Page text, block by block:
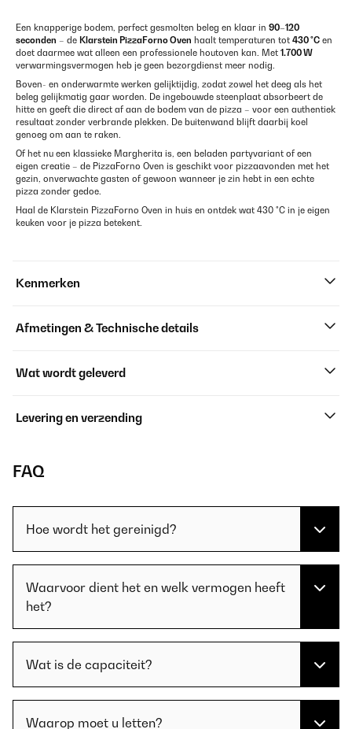
Een knapperige bodem, perfect gesmolten beleg en klaar in 90–120
seconden – de Klarstein PizzaForno Oven haalt temperaturen tot 430 °C en
doet daarmee wat alleen een professionele houtoven kan. Met 1.700 W
verwarmingsvermogen heb je geen bezorgdienst meer nodig.
Boven- en onderwarmte werken gelijktijdig, zodat zowel het deeg als het
beleg gelijkmatig gaar worden. De ingebouwde steenplaat absorbeert de
hitte en geeft die direct af aan de bodem van de pizza – voor een authentiek
resultaat zonder verbrande plekken. De buitenwand blijft daarbij koel
genoeg om aan te raken.
Of het nu een klassieke Margherita is, een beladen partyvariant of een
eigen creatie – de PizzaForno Oven is geschikt voor pizzaavonden met het
gezin, onverwachte gasten of gewoon wanneer je zin hebt in een echte
pizza zonder gedoe.
Haal de Klarstein PizzaForno Oven in huis en ontdek wat 430 °C in je eigen
keuken voor je pizza betekent.
Kenmerken
Afmetingen & Technische details
Wat wordt geleverd
Levering en verzending
FAQ
Hoe wordt het gereinigd?
Waarvoor dient het en welk vermogen heeft
het?
Wat is de capaciteit?
Waarop moet u letten?